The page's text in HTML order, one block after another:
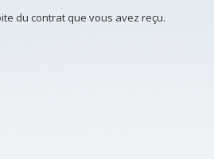
du contrat que vous avez reçu.